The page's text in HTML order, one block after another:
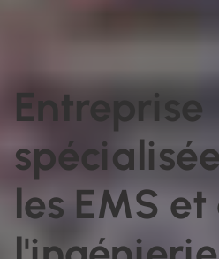
Entreprise
les EMS